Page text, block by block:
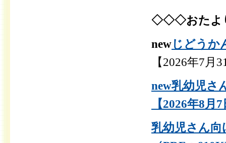
◇◇◇おた
new じどうか
【2026年7月
new乳幼児さ
【2026年8月
乳幼児さん向